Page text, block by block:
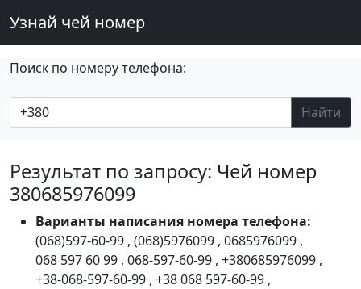
Узнай чей номер
Поиск по номеру телефона:
Найти
Результат по запросу: Чей номер
380685976099
Варианты написания номера телефона:
(068)597-60-99 , (068)5976099 , 0685976099 ,
068 597 60 99 , 068-597-60-99 , +380685976099 ,
+38-068-597-60-99 , +38 068 597-60-99 ,